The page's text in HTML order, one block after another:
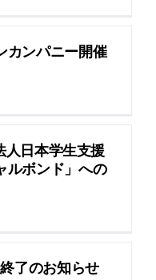
カンパニー開催
日本学生支援
ルボンド」への
了のお知らせ